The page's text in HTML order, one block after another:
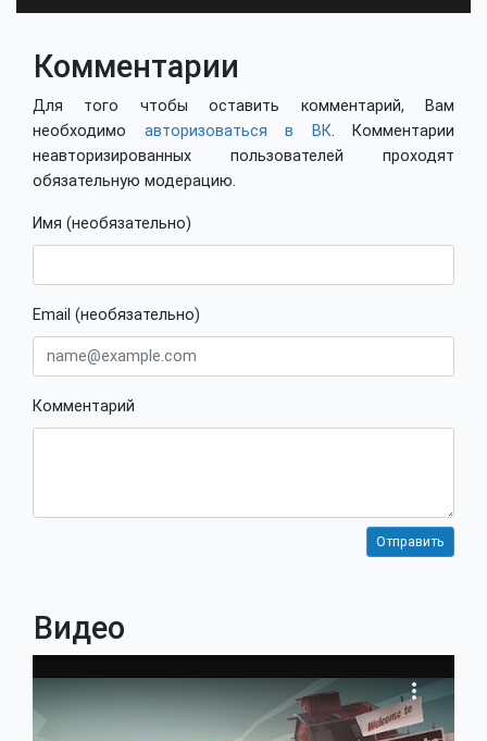
Комментарии
Для того чтобы оставить комментарий, Вам
необходимо авторизоваться в ВК. Комментарии
неавторизированных пользователей проходят
обязательную модерацию.
Имя (необязательно)
Email (необязательно)
Комментарий
Видео